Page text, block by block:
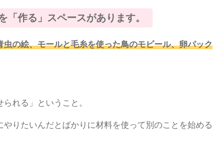
作る」スペースがあります。
の絵、モールと毛糸を使った鳥のモビール、卵パック
れる」ということ。
りたいんだとばかりに材料を使って別のことを始める